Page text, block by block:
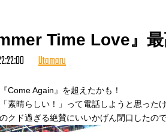
Time Love』最
Utamaru
Come Again』を超えたかも！
素晴らしい！」って電話しようと思った
クド過ぎる絶賛にいいかげん閉口したので